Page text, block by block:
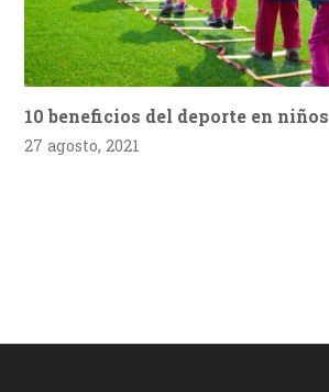
10 beneficios del deporte en niños
27 agosto, 2021